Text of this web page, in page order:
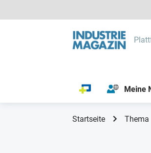
Meine
Startseite Thema